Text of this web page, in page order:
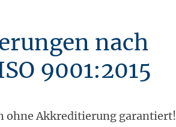
nach
9001:2015
ohne Akkreditierung garantiert!